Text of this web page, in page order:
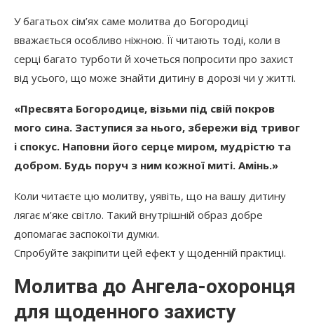
У багатьох сім’ях саме молитва до Богородиці
вважається особливо ніжною. Її читають тоді, коли в
серці багато турботи й хочеться попросити про захист
від усього, що може знайти дитину в дорозі чи у житті.
«Пресвята Богородице, візьми під свій покров
мого сина. Заступися за нього, збережи від тривог
і спокус. Наповни його серце миром, мудрістю та
добром. Будь поруч з ним кожної миті. Амінь.»
Коли читаєте цю молитву, уявіть, що на вашу дитину
лягає м’яке світло. Такий внутрішній образ добре
допомагає заспокоїти думки.
Спробуйте закріпити цей ефект у щоденній практиці.
Молитва до Ангела-охоронця
для щоденного захисту